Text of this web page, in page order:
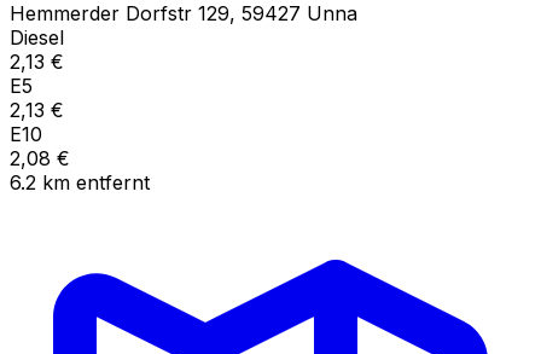
Hemmerder Dorfstr 129, 59427 Unna
Diesel
2,13 €
E5
2,13 €
E10
2,08 €
6.2 km entfernt